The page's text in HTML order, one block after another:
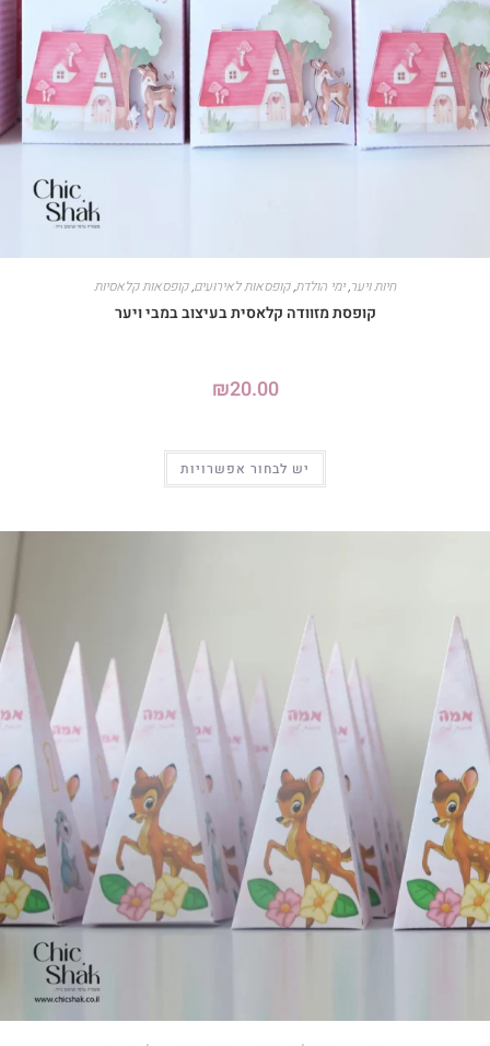
חיות ויער,ימי הולדת,קופסאות לאירועים,קופסאות קלאסיות
קופסת מזוודה קלאסית בעיצוב במבי ויער
₪20.00
יש לבחור אפשרויות